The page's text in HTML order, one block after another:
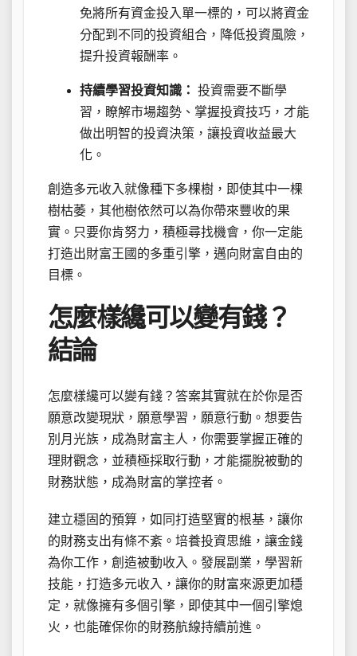
免將所有資金投入單一標的，可以將資金
分配到不同的投資組合，降低投資風險，
提升投資報酬率。
持續學習投資知識： 投資需要不斷學
習，瞭解市場趨勢、掌握投資技巧，才能
做出明智的投資決策，讓投資收益最大
化。
創造多元收入就像種下多棵樹，即使其中一棵
樹枯萎，其他樹依然可以為你帶來豐收的果
實。只要你肯努力，積極尋找機會，你一定能
打造出財富王國的多重引擎，邁向財富自由的
目標。
怎麼樣纔可以變有錢？
結論
怎麼樣纔可以變有錢？答案其實就在於你是否
願意改變現狀，願意學習，願意行動。想要告
別月光族，成為財富主人，你需要掌握正確的
理財觀念，並積極採取行動，才能擺脫被動的
財務狀態，成為財富的掌控者。
建立穩固的預算，如同打造堅實的根基，讓你
的財務支出有條不紊。培養投資思維，讓金錢
為你工作，創造被動收入。發展副業，學習新
技能，打造多元收入，讓你的財富來源更加穩
定，就像擁有多個引擎，即使其中一個引擎熄
火，也能確保你的財務航線持續前進。